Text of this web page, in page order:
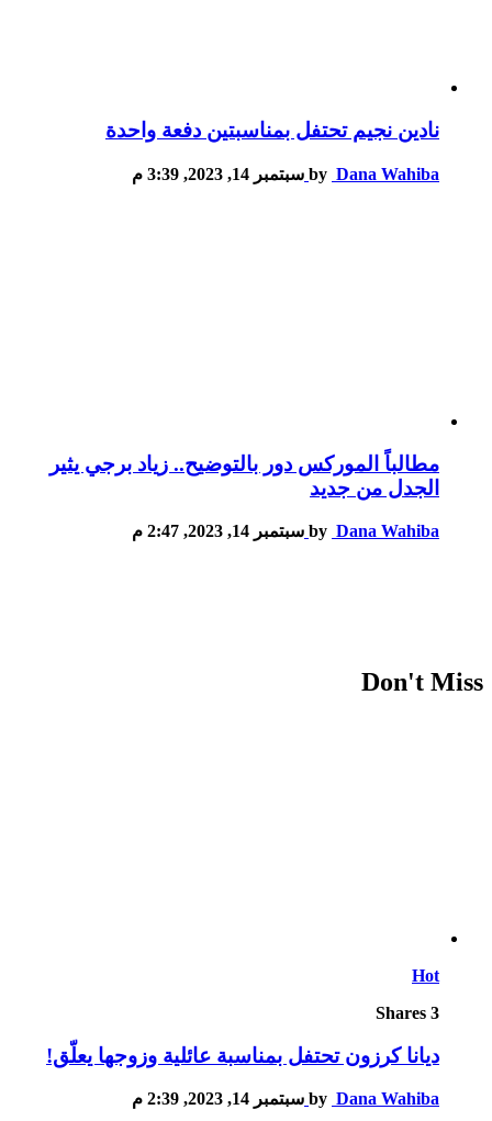
نادين نجيم تحتفل بمناسبتين دفعة واحدة
by Dana Wahiba سبتمبر 14, 2023, 3:39 م
مطالباً الموركس دور بالتوضيح.. زياد برجي يثير
الجدل من جديد
by Dana Wahiba سبتمبر 14, 2023, 2:47 م
Don't Miss
Hot
3
ديانا كرزون تحتفل بمناسبة عائلية وزوجها يعلّق!
by Dana Wahiba سبتمبر 14, 2023, 2:39 م